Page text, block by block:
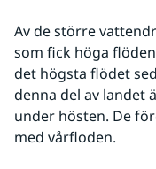
Av de större
som fick höga
det högsta flödet
denna del av landet
under hösten. De
med vårfloden.